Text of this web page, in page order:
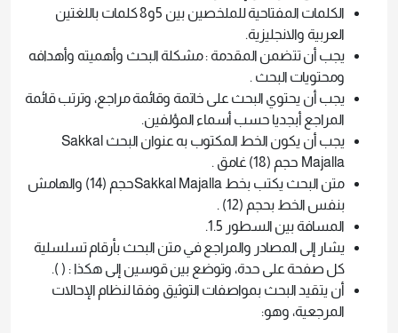
الكلمات المفتاحية للملخصين بين 5و8 كلمات باللغتين
العربية والانجليزية.
يجب أن تتضمن المقدمة : مشكلة البحث وأهميته وأهدافه
ومحتويات البحث .
يجب أن يحتوي البحث على خاتمة وقائمة مراجع، وترتب قائمة
المراجع أبجديا حسب أسماء المؤلفين.
يجب أن يكون الخط المكتوب به عنوان البحث Sakkal
Majalla حجم (18) غامق .
متن البحث يكتب بخط Sakkal Majallaحجم (14) والهامش
بنفس الخط بحجم (12) .
المسافة بين السطور 1.5.
يشار إلى المصادر والمراجع في متن البحث بأرقام تسلسلية
كل صفحة على حدة، وتوضع بين قوسين إلى هكذا : ( ).
أن يتقيد البحث بمواصفات التوثيق وفقا لنظام الإحالات
المرجعية، وهو: